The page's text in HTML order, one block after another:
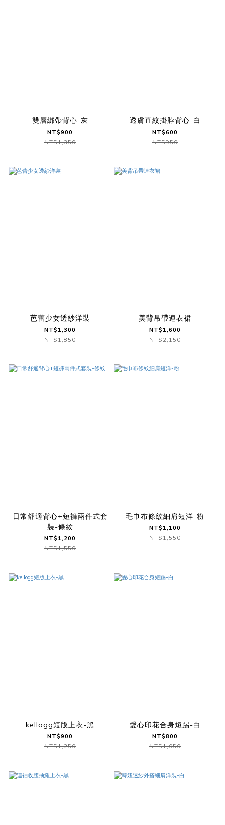
雙層綁帶背心-灰
NT$900
NT$1,350
透膚直紋掛脖背心-白
NT$600
NT$950
芭蕾少女透紗洋裝
NT$1,300
NT$1,850
美背吊帶連衣裙
NT$1,600
NT$2,150
日常舒適背心+短褲兩件式套
裝-條紋
NT$1,200
NT$1,550
毛巾布條紋細肩短洋-粉
NT$1,100
NT$1,550
kellogg短版上衣-黑
NT$900
NT$1,250
愛心印花合身短踢-白
NT$800
NT$1,050